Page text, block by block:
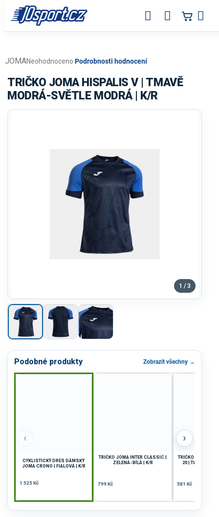
obsah
Průměrné
produktu
je
0,0
Neohodnoceno Podrobnosti hodnocení
JOMA
TRIČKO JOMA HISPALIS V | TMAVĚ
MODRÁ-SVĚTLE MODRÁ | K/R
1 / 3
Podobné produkty Zobrazit všechny →
‹
CYKLISTICKÝ DRES DÁMSKÝ
JOMA CRONO | FIALOVÁ | K/R
1 525 Kč
TRIČKO JOMA INTER CLASSIC |
ZELENÁ-BÍLÁ | K/R
799 Kč
TRIČKO JOMA
20 | TMAVĚ
581 Kč
›